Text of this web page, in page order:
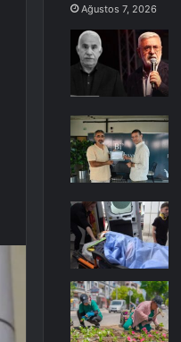
Ağustos 7, 2026